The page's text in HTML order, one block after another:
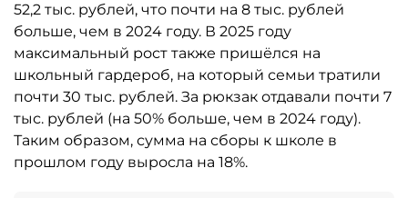
52,2 тыс. рублей, что почти на 8 тыс. рублей
больше, чем в 2024 году. В 2025 году
максимальный рост также пришёлся на
школьный гардероб, на который семьи тратили
почти 30 тыс. рублей. За рюкзак отдавали почти 7
тыс. рублей (на 50% больше, чем в 2024 году).
Таким образом, сумма на сборы к школе в
прошлом году выросла на 18%.